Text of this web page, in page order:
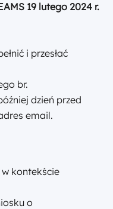
19 lutego 2024 r.
i przesłać
br.
dzień przed
email.
kontekście
o